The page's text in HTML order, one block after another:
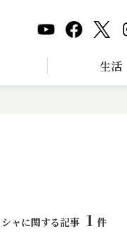
生活
シャに関する記事 1 件